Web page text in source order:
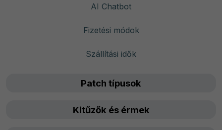
AI Chatbot
Fizetési módok
Szállítási idők
Patch típusok
Kitűzők és érmek